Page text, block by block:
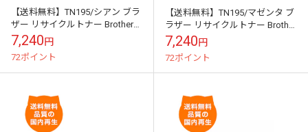
【送料無料】TN195/シアン ブラ
ザー リサイクルトナー Brother
のレーザープリンタにはやっぱ
りリサイクルトナー
7,240円
72ポイント
【送料無料】TN195/マゼンタ ブ
ラザー リサイクルトナー Brother
のレーザープリンタにはやっぱ
りリサイクルトナー
7,240円
72ポイント